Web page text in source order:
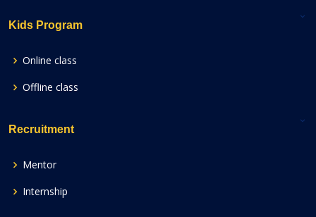
Kids Program
Online class
Offline class
Recruitment
Mentor
Internship